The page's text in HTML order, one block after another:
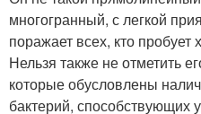
многогранный, с легкой
поражает всех, кто
Нельзя также не отметить
которые обусловлены
бактерий, способствующих